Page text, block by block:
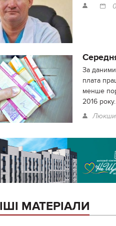
За
плата
менше
2016
МАТЕРІАЛИ